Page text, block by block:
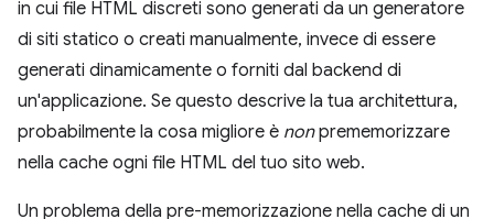
in cui file HTML discreti sono generati da un generatore
di siti statico o creati manualmente, invece di essere
generati dinamicamente o forniti dal backend di
un'applicazione. Se questo descrive la tua architettura,
probabilmente la cosa migliore è nonprememorizzare
nella cache ogni file HTML del tuo sito web.
Un problema della pre-memorizzazione nella cache di un